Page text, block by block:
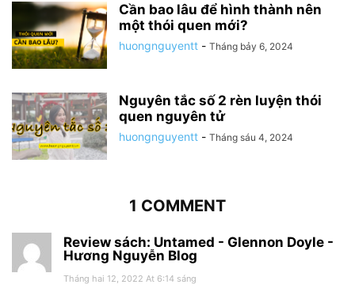
Cần bao lâu để hình thành nên
một thói quen mới?
huongnguyentt - Tháng bảy 6, 2024
Nguyên tắc số 2 rèn luyện thói
quen nguyên tử
huongnguyentt - Tháng sáu 4, 2024
1 COMMENT
Review sách: Untamed - Glennon Doyle -
Hương Nguyễn Blog
Tháng hai 12, 2022 At 6:14 sáng